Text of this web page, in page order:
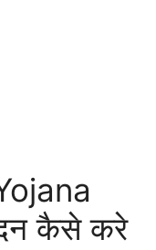
कैसे करे